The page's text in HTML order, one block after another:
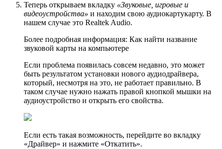
Теперь открываем вкладку «Звуковые, игровые и
видеоустройства» и находим свою аудиокартукарту. В
нашем случае это Realtek Audio.
Более подробная информация: Как найти название
звуковой карты на компьютере
Если проблема появилась совсем недавно, это может
быть результатом установки нового аудиодрайвера,
который, несмотря на это, не работает правильно. В
таком случае нужно нажать правой кнопкой мышки на
аудиоустройство и открыть его свойства.
Если есть такая возможность, перейдите во вкладку
«Драйвер» и нажмите «Откатить».